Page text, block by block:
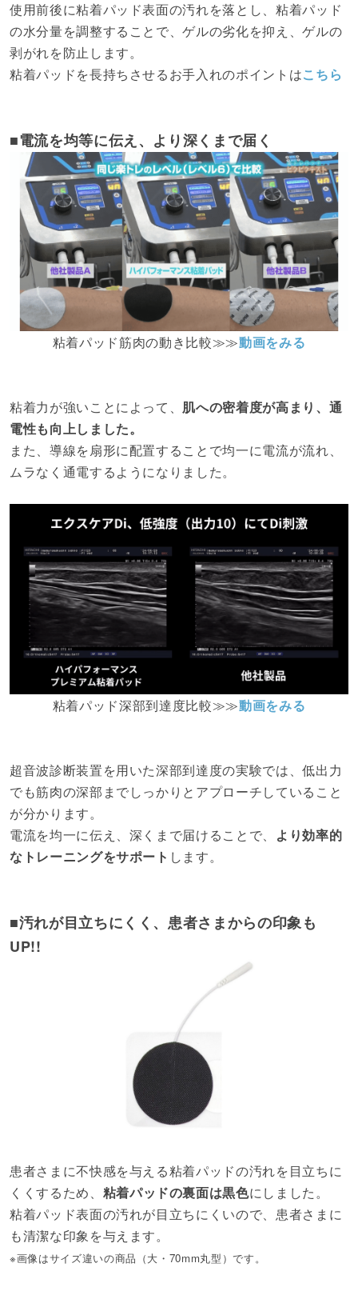
使用前後に粘着パッド表面の汚れを落とし、粘着パッド
の水分量を調整することで、ゲルの劣化を抑え、ゲルの
剥がれを防止します。
粘着パッドを長持ちさせるお手入れのポイントはこちら
■電流を均等に伝え、より深くまで届く
粘着パッド筋肉の動き比較≫≫動画をみる
粘着力が強いことによって、 肌への密着度が高まり、通
電性も向上しました。
また、導線を扇形に配置することで均一に電流が流れ、
ムラなく通電するようになりました。
粘着パッド深部到達度比較≫≫動画をみる
超音波診断装置を用いた深部到達度の実験では、低出力
でも筋肉の深部までしっかりとアプローチしていること
が分かります。
電流を均一に伝え、深くまで届けることで、 より効率的
なトレーニングをサポート します。
■汚れが目立ちにくく、患者さまからの印象も
UP!!
患者さまに不快感を与える粘着パッドの汚れを目立ちに
くくするため、 粘着パッドの裏面は黒色にしました。
粘着パッド表面の汚れが目立ちにくいので、患者さまに
も清潔な印象を与えます。
※画像はサイズ違いの商品（大・70mm丸型）です。